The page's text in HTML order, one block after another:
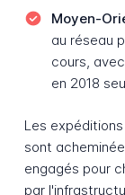
Moyen-
au réseau
cours,
en 2018
Les
sont
engagés pour
par